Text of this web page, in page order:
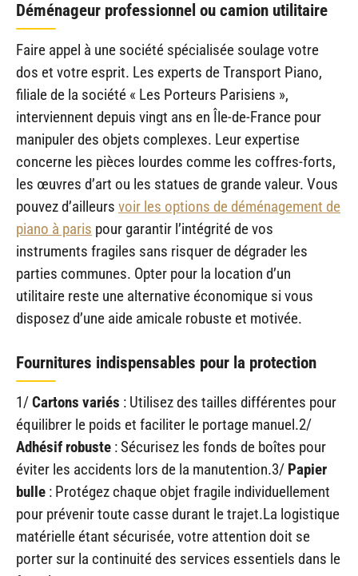
Déménageur professionnel ou camion utilitaire
Faire appel à une société spécialisée soulage votre
dos et votre esprit. Les experts de Transport Piano,
filiale de la société « Les Porteurs Parisiens »,
interviennent depuis vingt ans en Île-de-France pour
manipuler des objets complexes. Leur expertise
concerne les pièces lourdes comme les coffres-forts,
les œuvres d’art ou les statues de grande valeur. Vous
pouvez d’ailleurs voir les options de déménagement de
piano à paris pour garantir l’intégrité de vos
instruments fragiles sans risquer de dégrader les
parties communes. Opter pour la location d’un
utilitaire reste une alternative économique si vous
disposez d’une aide amicale robuste et motivée.
Fournitures indispensables pour la protection
1/Cartons variés : Utilisez des tailles différentes pour
équilibrer le poids et faciliter le portage manuel.2/
Adhésif robuste : Sécurisez les fonds de boîtes pour
éviter les accidents lors de la manutention.3/ Papier
bulle : Protégez chaque objet fragile individuellement
pour prévenir toute casse durant le trajet.La logistique
matérielle étant sécurisée, votre attention doit se
porter sur la continuité des services essentiels dans le